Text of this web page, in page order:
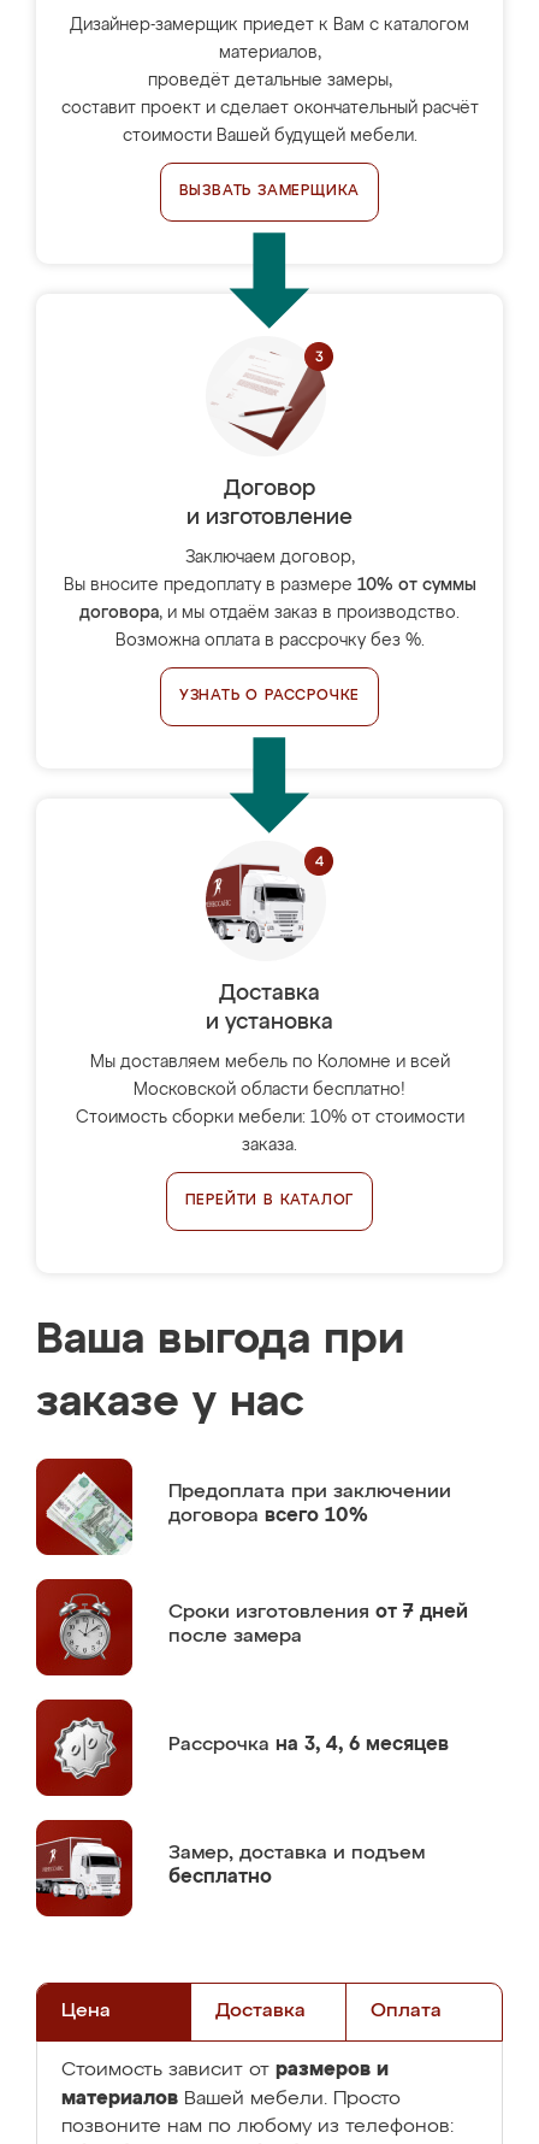
Дизайнер-замерщик приедет к Вам с каталогом
материалов,
проведёт детальные замеры,
составит проект и сделает окончательный расчёт
стоимости Вашей будущей мебели.
ВЫЗВАТЬ ЗАМЕРЩИКА
Договор
и изготовление
Заключаем договор,
Вы вносите предоплату в размере 10% от суммы
договора, и мы отдаём заказ в производство.
Возможна оплата в рассрочку без %.
УЗНАТЬ О РАССРОЧКЕ
Доставка
и установка
Мы доставляем мебель по Коломне и всей
Московской области бесплатно!
Стоимость сборки мебели: 10% от стоимости
заказа.
ПЕРЕЙТИ В КАТАЛОГ
Ваша выгода при
заказе у нас
Предоплата при заключении
договора всего 10%
Сроки изготовления от 7 дней
после замера
Рассрочка на 3, 4, 6 месяцев
Замер, доставка и подъем
бесплатно
Цена Доставка Оплата
Стоимость зависит от размеров и
материалов Вашей мебели. Просто
позвоните нам по любому из телефонов: